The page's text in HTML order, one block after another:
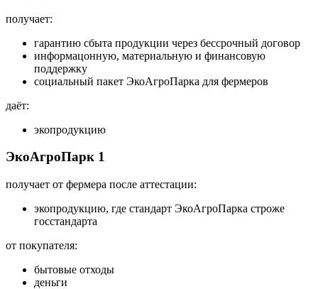
получает:
гарантию сбыта продукции через бессрочный договор
информацонную, материальную и финансовую
поддержку
социальный пакет ЭкоАгроПарка для фермеров
даёт:
экопродукцию
ЭкоАгроПарк 1
получает от фермера после аттестации:
экопродукцию, где стандарт ЭкоАгроПарка строже
госстандарта
от покупателя:
бытовые отходы
деньги